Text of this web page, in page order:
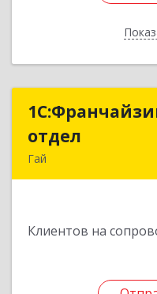
отдел
Гай
Клиентов на